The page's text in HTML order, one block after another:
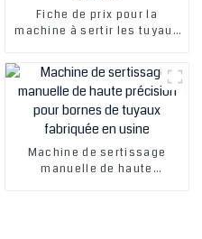
Fiche de prix pour la
machine à sertir les tuyaux
pression Hc-10t, offre
spéciale
Machine de sertissage
manuelle de haute